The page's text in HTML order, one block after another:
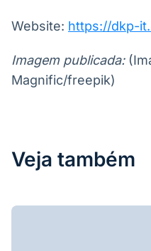
Website: https://dkp-
Imagem publicada:
Magnific/freepik)
Veja também